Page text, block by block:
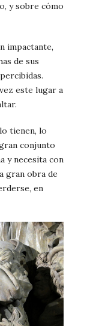
y sobre cómo
impactante,
de sus
este lugar a
tienen, lo
conjunto
y necesita con
gran obra de
en